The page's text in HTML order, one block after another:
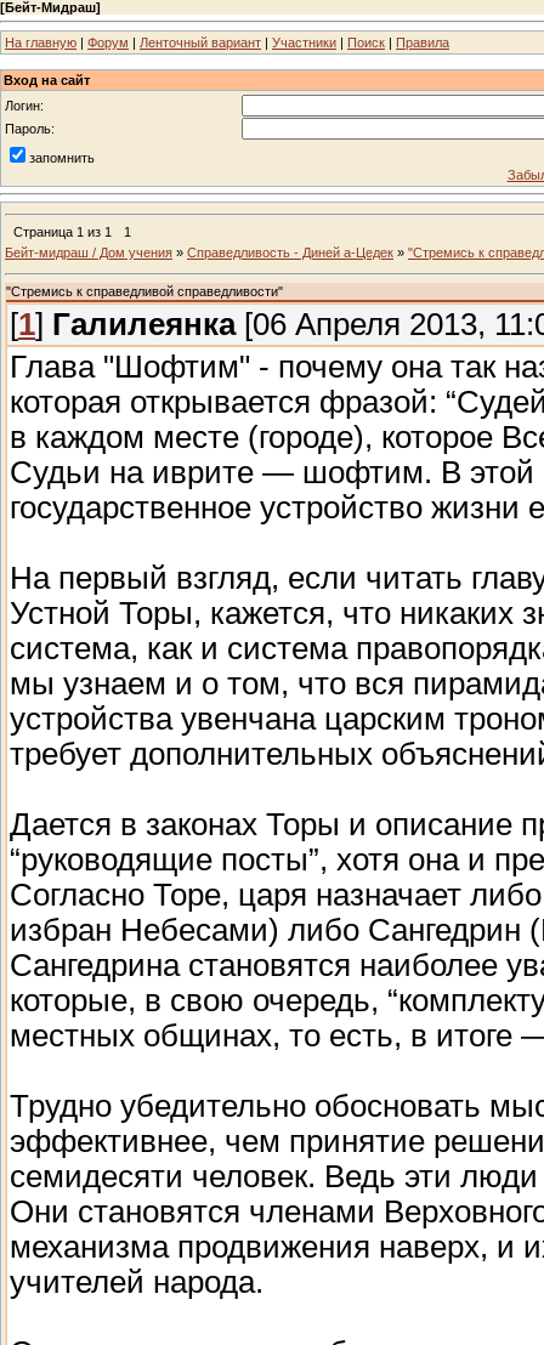
[Бейт-Мидраш]
На главную | Форум | Ленточный вариант | Участники | Поиск | Правила
Вход на сайт
Логин:
Пароль:
запомнить
Страница 1 из 1
1
Бейт-мидраш / Дом учения » Справедливость - Диней а-Цедек » "Стремись к
"Стремись к справедливой справедливости"
[1] Галилеянка[06 Апреля 2013,
Глава "Шофтим" - почему она так
которая открывается фразой:
в каждом месте (городе), которое
Судьи на иврите — шофтим. В этой
государственное устройство жизни
На первый взгляд, если читать
Устной Торы, кажется, что никаких
система, как и система
мы узнаем и о том, что вся
устройства увенчана царским
требует дополнительных
Дается в законах Торы и описание
“руководящие посты”, хотя она и
Согласно Торе, царя назначает
избран Небесами) либо
Сангедрина становятся наиболее
которые, в свою очередь,
местных общинах, то есть, в итоге
Трудно убедительно обосновать
эффективнее, чем принятие
семидесяти человек. Ведь эти
Они становятся членами
механизма продвижения наверх, и
учителей народа.